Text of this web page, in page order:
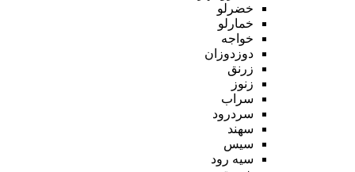
خضرلو
خمارلو
خواجه
دوزدوزان
زرنق
زنوز
سراب
سردرود
سهند
سیس
سیه رود